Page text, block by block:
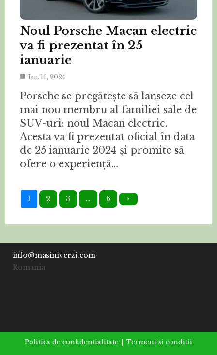
Noul Porsche Macan electric
va fi prezentat în 25
ianuarie
Ian. 16, 2024
Porsche se pregătește să lanseze cel
mai nou membru al familiei sale de
SUV-uri: noul Macan electric.
Acesta va fi prezentat oficial în data
de 25 ianuarie 2024 și promite să
ofere o experiență…
1 2 3 … 6
info@masiniverzi.com
Romania
Politica de confidentialitate Termeni si conditii